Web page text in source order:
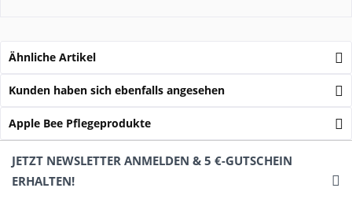
Ähnliche Artikel
Kunden haben sich ebenfalls angesehen
Apple Bee Pflegeprodukte
JETZT NEWSLETTER ANMELDEN & 5 €-GUTSCHEIN
ERHALTEN!